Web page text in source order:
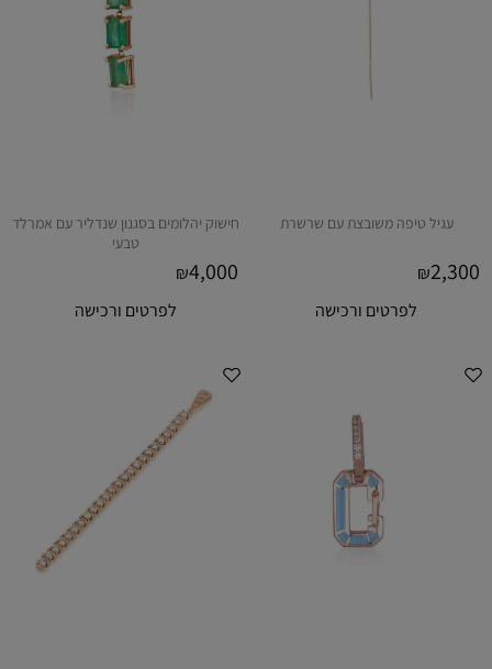
עגיל טיפה משובצת עם שרשרת
₪2,300
לפרטים ורכישה
חישוק יהלומים בסגנון שנדליר עם אמרלד
טבעי
₪4,000
לפרטים ורכישה